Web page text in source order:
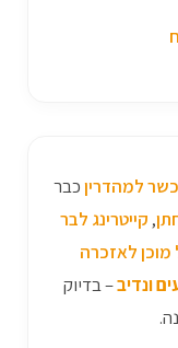
כשר למהדריןכבר
, קייטרינג לבר
מוכן לאזכרה
ונדיב– בדיוק